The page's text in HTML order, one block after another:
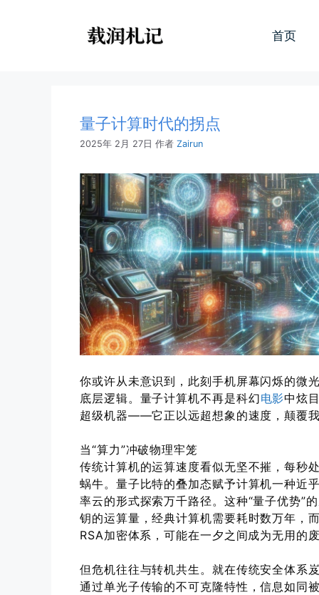
首页
量子计算时代的拐点
2025年 2月 27日 作者 Zairun
你或许从未意识到，此刻手机屏幕闪烁的微
底层逻辑。量子计算机不再是科幻电影中炫
超级机器——它正以远超想象的速度，颠覆
​当“算力”冲破物理牢笼​
传统计算机的运算速度看似无坚不摧，每秒
蜗牛。量子比特的叠加态赋予计算机一种近
率云的形式探索万千路径。这种“量子优势”
钥的运算量，经典计算机需要耗时数万年，
RSA加密体系，可能在一夕之间成为无用的
但危机往往与转机共生。就在传统安全体系
通过单光子传输的不可克隆特性，信息如同